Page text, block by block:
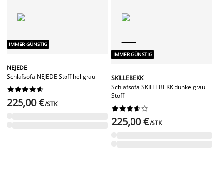
IMMER GÜNSTIG
NEJEDE
Schlafsofa NEJEDE Stoff hellgrau






225,00 €/STK
IMMER GÜNSTIG
SKILLEBEKK
Schlafsofa SKILLEBEKK dunkelgrau
Stoff






225,00 €/STK